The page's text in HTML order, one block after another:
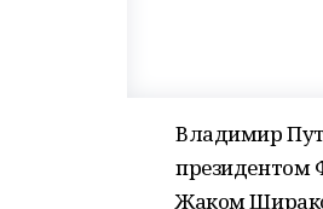
Владимир
президентом
Жаком